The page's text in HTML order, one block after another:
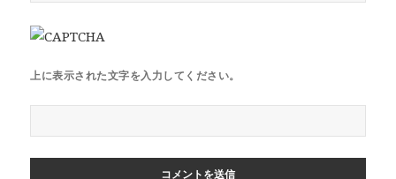
上に表示された文字を入力してください。